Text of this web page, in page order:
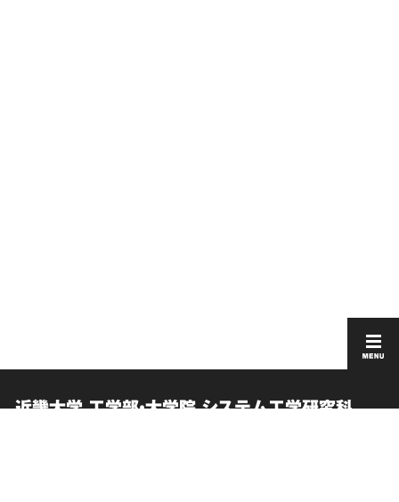
近畿大学 工学部・大学院 システム工学研究科